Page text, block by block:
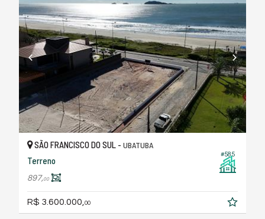
#585
SÃO FRANCISCO DO SUL - UBATUBA
Terreno
897,00
R$ 3.600.000, 00